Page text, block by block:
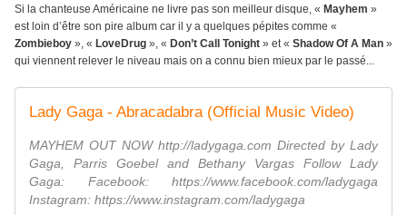
Si la chanteuse Américaine ne livre pas son meilleur disque, « Mayhem »
est loin d’être son pire album car il y a quelques pépites comme «
Zombieboy », « LoveDrug », « Don’t Call Tonight » et « Shadow Of A Man »
qui viennent relever le niveau mais on a connu bien mieux par le passé...
Lady Gaga - Abracadabra (Official Music Video)
MAYHEM OUT NOW http://ladygaga.com Directed by Lady
Gaga, Parris Goebel and Bethany Vargas Follow Lady
Gaga: Facebook: https://www.facebook.com/ladygaga
Instagram: https://www.instagram.com/ladygaga